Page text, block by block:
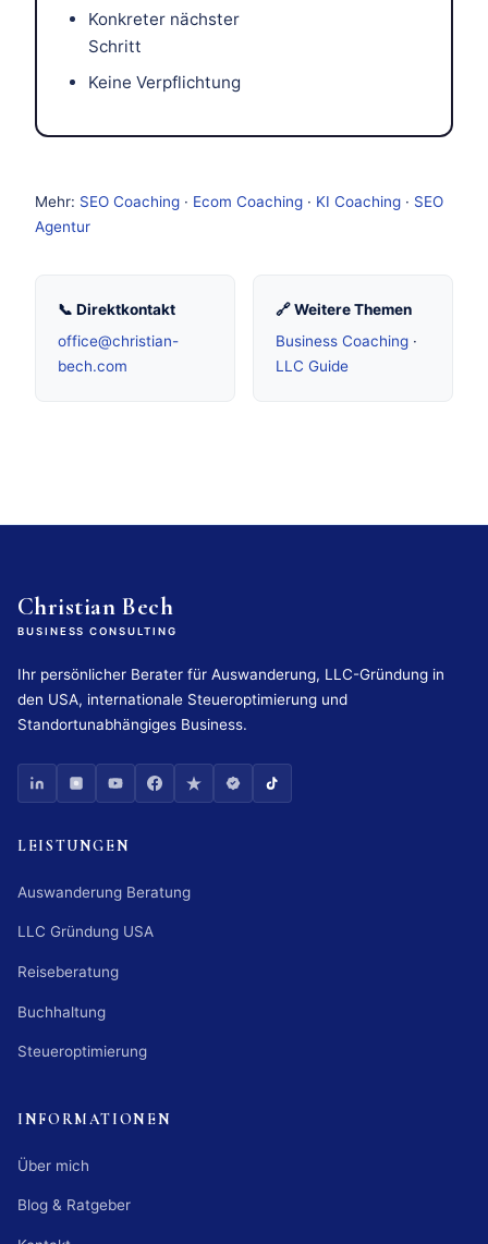
Konkreter nächster
Schritt
Keine Verpflichtung
Mehr: SEO Coaching · Ecom Coaching · KI Coaching · SEO
Agentur
📞 Direktkontakt
office@christian-
bech.com
🔗 Weitere Themen
Business Coaching ·
LLC Guide
Christian Bech
BUSINESS CONSULTING
Ihr persönlicher Berater für Auswanderung, LLC-Gründung in
den USA, internationale Steueroptimierung und
Standortunabhängiges Business.
LEISTUNGEN
Auswanderung Beratung
LLC Gründung USA
Reiseberatung
Buchhaltung
Steueroptimierung
INFORMATIONEN
Über mich
Blog & Ratgeber